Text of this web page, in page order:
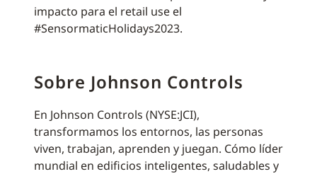
impacto para el retail use el
#SensormaticHolidays2023.
Sobre Johnson Controls
En Johnson Controls (NYSE:JCI),
transformamos los entornos, las personas
viven, trabajan, aprenden y juegan. Cómo líder
mundial en edificios inteligentes, saludables y